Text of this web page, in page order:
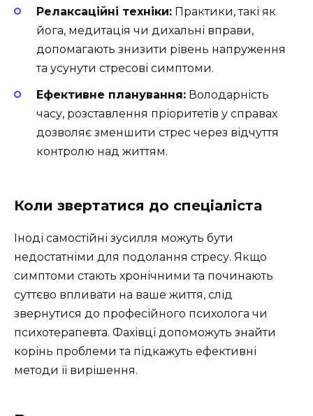
Релаксаційні техніки: Практики, такі як
йога, медитація чи дихальні вправи,
допомагають знизити рівень напруження
та усунути стресові симптоми.
Ефективне планування: Володарність
часу, розставлення пріоритетів у справах
дозволяє зменшити стрес через відчуття
контролю над життям.
Коли звертатися до спеціаліста
Іноді самостійні зусилля можуть бути
недостатніми для подолання стресу. Якщо
симптоми стають хронічними та починають
суттєво впливати на ваше життя, слід
звернутися до професійного психолога чи
психотерапевта. Фахівці допоможуть знайти
корінь проблеми та підкажуть ефективні
методи її вирішення.